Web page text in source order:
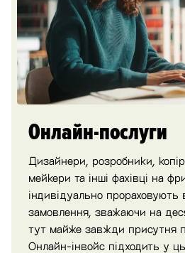
Онлайн-послуги
Дизайнери, розробники,
мейкери та інші фахівці на
індивідуально прораховують
замовлення, зважаючи на
тут майже завжди присутня
Онлайн-інвойс підходить у